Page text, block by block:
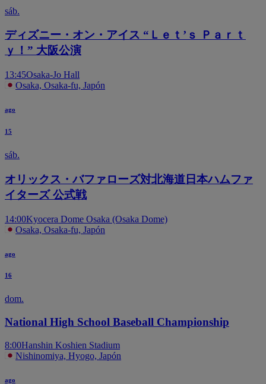
sáb.
ディズニー・オン・アイス “Ｌｅｔ’ｓ Ｐａｒｔ
ｙ！” 大阪公演
13:45Osaka-Jo Hall
Osaka, Osaka-fu, Japón
ago
15
sáb.
オリックス・バファローズ対北海道日本ハムファ
イターズ 公式戦
14:00Kyocera Dome Osaka (Osaka Dome)
Osaka, Osaka-fu, Japón
ago
16
dom.
National High School Baseball Championship
8:00Hanshin Koshien Stadium
Nishinomiya, Hyogo, Japón
ago